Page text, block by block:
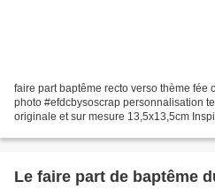
faire part baptême recto verso thème fée
photo #efdcbysoscrap personnalisation
originale et sur mesure 13,5x13,5cm
Le faire part de baptême